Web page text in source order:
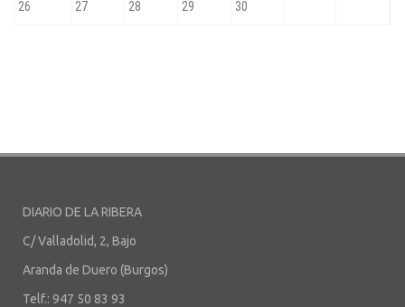
DIARIO DE LA RIBERA
C/ Valladolid, 2, Bajo
Aranda de Duero (Burgos)
Telf.: 947 50 83 93